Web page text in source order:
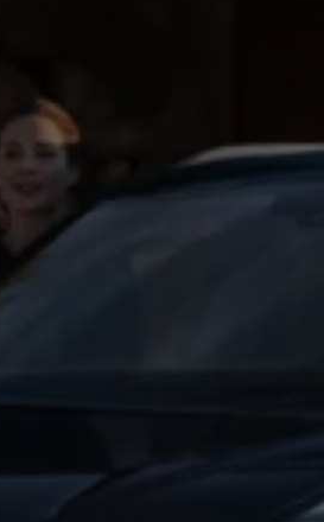
kilómetros puedo recorrer?
Punto de Carga Coche Eléctrico en
de las baterias